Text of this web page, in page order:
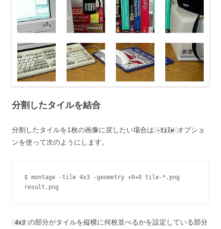
分割したタイルを結合
分割したタイルを1枚の画像に戻したい場合は -tile オプショ
ンを使って次のようにします。
$ montage -tile 4x3 -geometry +0+0 tile-*.png
result.png
4x3 の部分がタイルを縦横に何枚並べるかを設定している部分